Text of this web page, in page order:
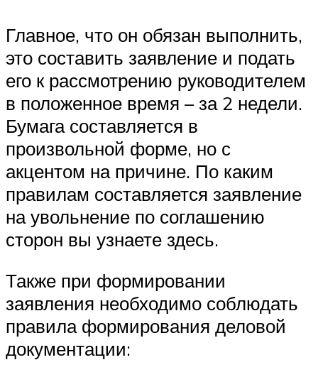
Главное, что он обязан выполнить,
это составить заявление и подать
его к рассмотрению руководителем
в положенное время – за 2 недели.
Бумага составляется в
произвольной форме, но с
акцентом на причине. По каким
правилам составляется заявление
на увольнение по соглашению
сторон вы узнаете здесь.
Также при формировании
заявления необходимо соблюдать
правила формирования деловой
документации: